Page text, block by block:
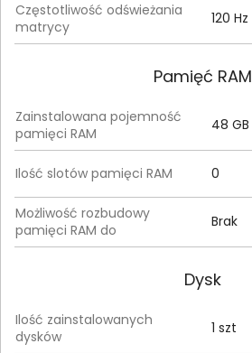
Częstotliwość odświeżania
matrycy
120 Hz
Pamięć RAM
Zainstalowana pojemność
pamięci RAM
48 GB
Ilość slotów pamięci RAM 0
Możliwość rozbudowy
pamięci RAM do
Brak
Dysk
Ilość zainstalowanych
dysków
1 szt